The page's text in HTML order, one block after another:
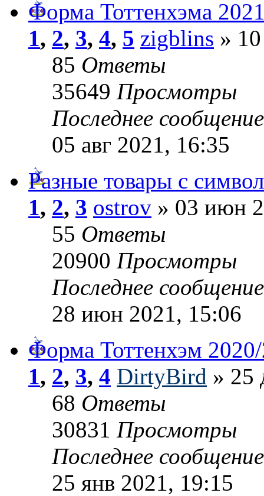
Форма Тоттенхэма
1, 2, 3, 4, 5 zigblins »
85 Ответы
35649 Просмотры
Последнее
05 авг 2021, 16:35
Разные товары с
1, 2, 3 ostrov » 03 июн
55 Ответы
20900 Просмотры
Последнее
28 июн 2021, 15:06
Форма Тоттенхэм
1, 2, 3, 4 DirtyBird » 25
68 Ответы
30831 Просмотры
Последнее
25 янв 2021, 19:15